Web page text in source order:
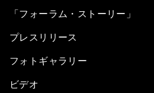
「フォーラム・ストーリー」
プレスリリース
フォトギャラリー
ビデオ